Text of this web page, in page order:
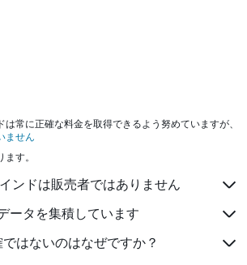
常に正確な料金を取得できるよう努めていますが、
ません
す。
ンドは販売者ではありません
ータを集積しています
はないのはなぜですか？